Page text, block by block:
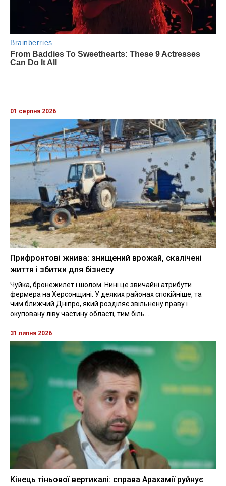
01 серпня 2026
Прифронтові жнива: знищений врожай, скалічені
життя і збитки для бізнесу
Чуйка, бронежилет і шолом. Нині це звичайні атрибути
фермера на Херсонщині. У деяких районах спокійніше, та
чим ближчий Дніпро, який розділяє звільнену праву і
окуповану ліву частину області, тим біль...
31 липня 2026
Кінець тіньової вертикалі: справа Арахамії руйнує